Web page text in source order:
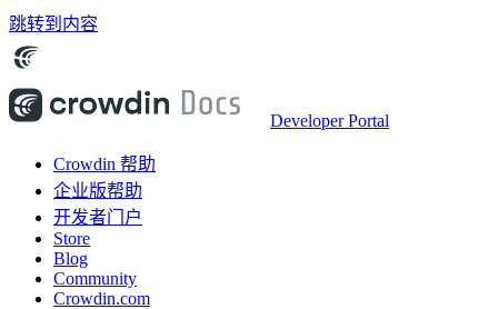
跳转到内容
Developer Portal
Crowdin 帮助
企业版帮助
开发者门户
Store
Blog
Community
Crowdin.com